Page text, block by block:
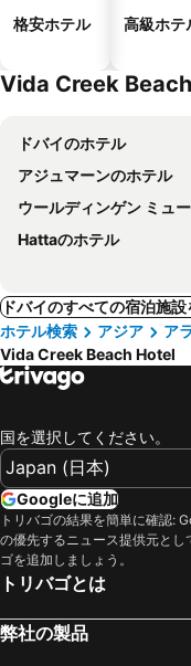
格安ホテル 高級ホテ
Vida Creek
ドバイのホテル
アジュマーンのホテル
ウールディンゲン ミュールホーフェン
Hattaのホテル
ドバイのすべての宿泊施設
ホテル検索
アジア ア
Vida Creek Beach Hotel
国を選択してください。
Googleに追加
トリバゴの結果を簡単に確認:
の優先するニュース提供元とし
ゴを追加しましょう。
トリバゴとは
弊社の製品